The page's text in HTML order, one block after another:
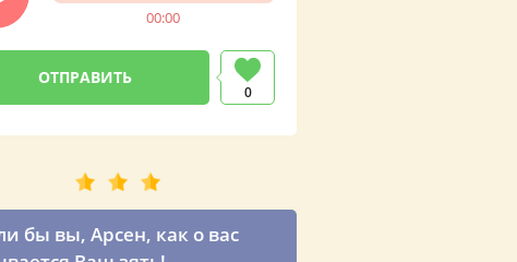
00:00
0
Арсен, как о вас